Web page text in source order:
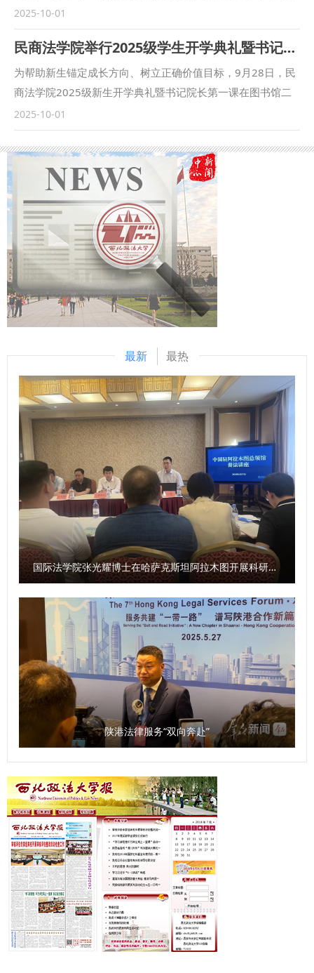
宗教工作法治化三方面提出要求。他表示，要注重系统观念，
立足国家级宗教工作特色智库建设需要，将宗教学研究与相关
学科相结合，不断加强研究队伍建设；要不断提高政治站位，
始终坚持正确的政治方向、价值导向、学术取向，发挥专业优
势，主动作为；要以问题为导向，学习贯彻习近平总书记关于
中央政治局第二十二次集体学习会议上的讲话精神。彭瑞花教
授汇报了马克思主义宗教学研究中心近期工作情况，并从党的
宗教工作的重要性、当前宗教工作的主线、依法治理宗教事
务、加强宗教工作队伍建设、进一步加强校地协同合作等方面
进行发言。中心研究员、2025年度课题负责人等分别围绕学
习内容进行交流发言。 （供稿：国家安全学院（反恐怖主义
法学院） 撰稿：彭瑞花 审核：李政敏）
在新疆政法学院举行。我校马克思主义学院副院长鲁洋、院长
助理赵琳、闫欢应邀参会。 在论坛主旨发言环节，鲁洋作题
为“‘四个与共’与铸牢中华民族共同体意识”的发言。在平行论坛
发言环节，赵琳作题为“一核两融·三维协同：西北政法大学思
政课教学高质量发展的实践探索”的发言。鲁洋还参加了“立格
联盟”高校院长与组团式对口援助新疆政法学院马克思主义学
院院长联席会议。 本次立格联盟院长论坛的举办恰逢庆祝新
疆维吾尔自治区成立70周年之际，论坛紧紧聚焦铸牢中华民族
共同体意识和新时代边疆治理，是高校人文社会科学研究围绕
党在新时代中心工作的体现，为进一步贯彻落实新时代治疆方
略提供了学术交流与实践探索的平台。 （供稿：马克思主义
学院 撰稿：鲁洋 审核：刘驰）
2025-10-01
民商法学院举行2025级学生开学典礼暨书记院长第一课
为帮助新生锚定成长方向、树立正确价值目标，9月28日，民
商法学院2025级新生开学典礼暨书记院长第一课在图书馆二
楼满天星报告厅举行。民商法学院党委书记朱茂、院长程淑娟
等党政领导、行政干部、辅导员及2025级全体本科生、二学
位学生参加活动，活动由学院副院长凤建军主持。 在庄严肃
穆的国歌声中，本次典礼正式拉开了序幕。 朱茂为2025级全
体新生讲授了“书记第一课”。他表示，学校红色基因浓厚，法
学特色鲜明，建校以来为国家和社会培养了大量人才。同时，
他还对同学们提出三点希望：一是深植红色根脉，以忠诚铸魂
立心，在延安精神滋养中，忠诚于对马克思主义的信仰和对法
治中国的坚守；二是精研法治真义，以德法兼修立身，既要钻
进法典条文穷究其理，又要躬身实践体悟“奉法图强”的重量；
三是勇担时代使命，以实干笃行立业，通过社会实践、专业见
习、实习等各项校内外活动锤炼本领，投身基层社会治理。最
后他鼓励同学们以校史为鉴、以使命为帆，让青春在法治中国
建设的实践中绽放光彩，成长为堪当民族复兴重任的法治新
人。 程淑娟为2025级全体新生讲授了“院长第一课”。她对
2025级新生的到来表示热烈欢迎，并介绍了学院的学科优
势、师资力量及多元培养模式等基本情况，最后对同学们提出
了三点要求：一是厚植家国情怀，牢记责任使命，将个人发展
与时代进程紧密联系，为建设法治中国贡献力量；二是以专业
学习为中心，全面提升自身素养，优先夯实专业基础，在学习
之余锻炼综合能力；三是塑造完善人格，争做全面发展优秀人
才，用积极思维应对问题，在实践中增长才干，她希望同学们
保持对生活的热爱与对法律信念的坚守，秉持善良正直，以不
断求索、勇攀高峰的精神，在民商法学院筑就青春梦想。 学
院教学秘书章思悦为新生讲授了学院人才培养方案与教学管理
制度等内容。在校生代表2023级本科生王思涵和新生代表
2025级本科生肖子正进行了发言。 此次2025级新生开学典礼
暨院长书记第一课的举办，为2025级新同学点亮了大学征程
的灯塔。希望新生们以开学第一课为序章，筑牢信仰之基，锤
炼过硬本领，在民商法学院扬起理想风帆，全力谱写为法治中
国建设贡献力量的青春答卷。 （供稿：民商法学院 撰稿：张
智超 审核：朱茂）
2025-10-01
最新 最热
国际法学院张光耀博士在哈萨克斯坦阿拉木图开展科研与社会服务活动
陕港法律服务“双向奔赴”